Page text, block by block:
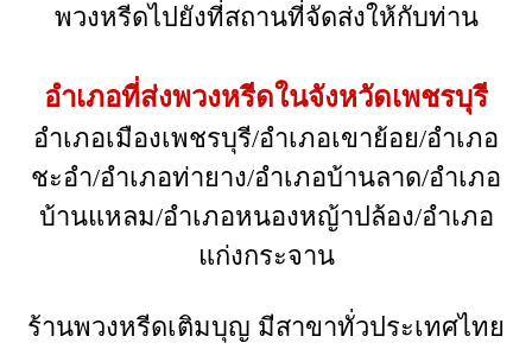
พวงหรีดไปยังที่สถานที่จัดส่งให้กับท่าน
อำเภอที่ส่งพวงหรีดในจังหวัดเพชรบุรี
อำเภอเมืองเพชรบุรี/อำเภอเขาย้อย/อำเภอ
ชะอำ/อำเภอท่ายาง/อำเภอบ้านลาด/อำเภอ
บ้านแหลม/อำเภอหนองหญ้าปล้อง/อำเภอ
แก่งกระจาน
ร้านพวงหรีดเติมบุญ มีสาขาทั่วประเทศไทย